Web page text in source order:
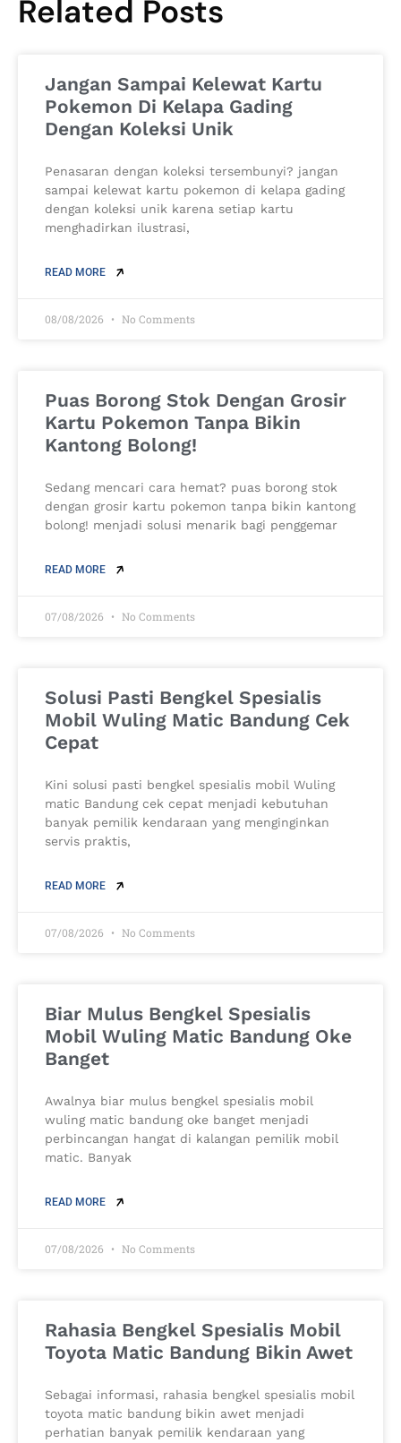
Related Posts
Jangan Sampai Kelewat Kartu
Pokemon Di Kelapa Gading
Dengan Koleksi Unik
Penasaran dengan koleksi tersembunyi? jangan
sampai kelewat kartu pokemon di kelapa gading
dengan koleksi unik karena setiap kartu
menghadirkan ilustrasi,
READ MORE
08/08/2026 No Comments
Puas Borong Stok Dengan Grosir
Kartu Pokemon Tanpa Bikin
Kantong Bolong!
Sedang mencari cara hemat? puas borong stok
dengan grosir kartu pokemon tanpa bikin kantong
bolong! menjadi solusi menarik bagi penggemar
READ MORE
07/08/2026 No Comments
Solusi Pasti Bengkel Spesialis
Mobil Wuling Matic Bandung Cek
Cepat
Kini solusi pasti bengkel spesialis mobil Wuling
matic Bandung cek cepat menjadi kebutuhan
banyak pemilik kendaraan yang menginginkan
servis praktis,
READ MORE
07/08/2026 No Comments
Biar Mulus Bengkel Spesialis
Mobil Wuling Matic Bandung Oke
Banget
Awalnya biar mulus bengkel spesialis mobil
wuling matic bandung oke banget menjadi
perbincangan hangat di kalangan pemilik mobil
matic. Banyak
READ MORE
07/08/2026 No Comments
Rahasia Bengkel Spesialis Mobil
Toyota Matic Bandung Bikin Awet
Sebagai informasi, rahasia bengkel spesialis mobil
toyota matic bandung bikin awet menjadi
perhatian banyak pemilik kendaraan yang